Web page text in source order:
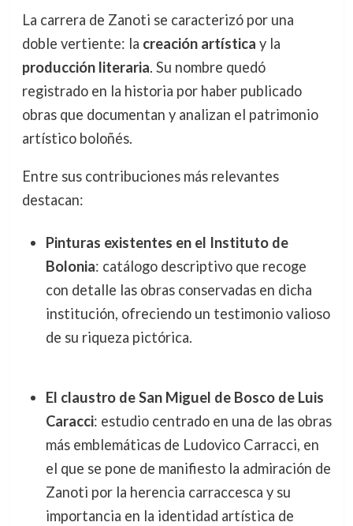
La carrera de Zanoti se caracterizó por una
doble vertiente: la creación artística y la
producción literaria. Su nombre quedó
registrado en la historia por haber publicado
obras que documentan y analizan el patrimonio
artístico boloñés.
Entre sus contribuciones más relevantes
destacan:
Pinturas existentes en el Instituto de
Bolonia: catálogo descriptivo que recoge
con detalle las obras conservadas en dicha
institución, ofreciendo un testimonio valioso
de su riqueza pictórica.
El claustro de San Miguel de Bosco de Luis
Caracci: estudio centrado en una de las obras
más emblemáticas de Ludovico Carracci, en
el que se pone de manifiesto la admiración de
Zanoti por la herencia carraccesca y su
importancia en la identidad artística de